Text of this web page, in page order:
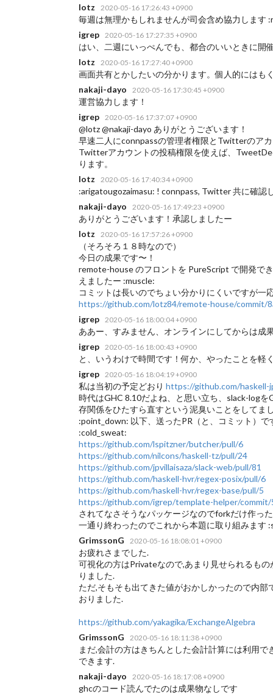
lotz 2020-05-16 17:26:43 +0900
毎週は無理かもしれませんが司会含め協力します
igrep
2020-05-16 17:27:35 +0900
はい、二週にいっぺんでも、都合のいいときに開
lotz
2020-05-16 17:27:40 +0900
画面共有とかしたいの分かります。個人的にはも
nakaji-dayo
2020-05-16 17:30:45 +0900
運営協力します！
igrep
2020-05-16 17:37:07 +0900
@lotz @nakaji-dayo ありがとうございます！
早速二人にconnpassの管理者権限とTwitterのア
Twitterアカウントの投稿権限を使えば、
ります。
lotz
2020-05-16 17:40:34 +0900
:arigatougozaimasu: ! connpass, Twitter 共に確認
nakaji-dayo
2020-05-16 17:49:23 +0900
ありがとうございます！承認しましたー
lotz
2020-05-16 17:57:26 +0900
（そろそろ１８時なので）
今日の成果です〜！
remote-house のフロントを PureScript で開発で
えましたー :muscle:
コミットは長いのでちょい分かりにくいですが一
https://github.com/lotz84/remote-house/commit/
igrep
2020-05-16 18:00:04 +0900
ああー、すみません、オンラインにしてからは成
igrep
2020-05-16 18:00:43 +0900
と、いうわけで時間です！何か、やったことを軽
igrep
2020-05-16 18:04:19 +0900
私は当初の予定どおり https://github.com/haskell-
時代はGHC 8.10だよね、と思い立ち、slack-log
存関係をひたすら直すという泥臭いことをしてま
:point_down: 以下、送ったPR（と、コミット）
:cold_sweat:
https://github.com/lspitzner/butcher/pull/6
https://github.com/nilcons/haskell-tz/pull/24
https://github.com/jpvillaisaza/slack-web/pull/81
https://github.com/haskell-hvr/regex-posix/pull/6
https://github.com/haskell-hvr/regex-base/pull/5
https://github.com/igrep/template-helper/
されてなさそうなパッケージなのでforkだけ作っ
一通り終わったのでこれから本題に取り組みます
GrimssonG
2020-05-16 18:08:01 +0900
お疲れさまでした.
可視化の方はPrivateなので,あまり見せられるも
りました.
ただ,そもそも出てきた値がおかしかったので内
おりました.
https://github.com/yakagika/ExchangeAlgebra
GrimssonG
2020-05-16 18:11:38 +0900
まだ,会計の方はきちんとした会計計算には利用
できます.
nakaji-dayo
2020-05-16 18:17:08 +0900
ghcのコード読んでたのは成果物なしです